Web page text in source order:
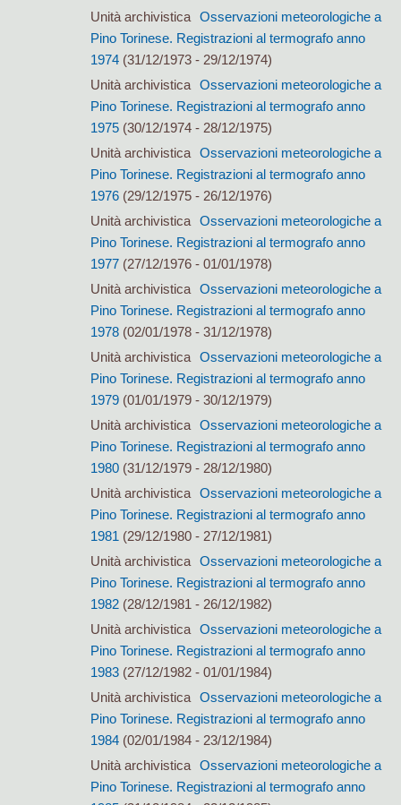
Unità archivistica Osservazioni meteorologiche a
Pino Torinese. Registrazioni al termografo anno
1974(31/12/1973 - 29/12/1974)
Unità archivistica Osservazioni meteorologiche a
Pino Torinese. Registrazioni al termografo anno
1975(30/12/1974 - 28/12/1975)
Unità archivistica Osservazioni meteorologiche a
Pino Torinese. Registrazioni al termografo anno
1976(29/12/1975 - 26/12/1976)
Unità archivistica Osservazioni meteorologiche a
Pino Torinese. Registrazioni al termografo anno
1977(27/12/1976 - 01/01/1978)
Unità archivistica Osservazioni meteorologiche a
Pino Torinese. Registrazioni al termografo anno
1978(02/01/1978 - 31/12/1978)
Unità archivistica Osservazioni meteorologiche a
Pino Torinese. Registrazioni al termografo anno
1979(01/01/1979 - 30/12/1979)
Unità archivistica Osservazioni meteorologiche a
Pino Torinese. Registrazioni al termografo anno
1980(31/12/1979 - 28/12/1980)
Unità archivistica Osservazioni meteorologiche a
Pino Torinese. Registrazioni al termografo anno
1981 (29/12/1980 - 27/12/1981)
Unità archivistica Osservazioni meteorologiche a
Pino Torinese. Registrazioni al termografo anno
1982(28/12/1981 - 26/12/1982)
Unità archivistica Osservazioni meteorologiche a
Pino Torinese. Registrazioni al termografo anno
1983(27/12/1982 - 01/01/1984)
Unità archivistica Osservazioni meteorologiche a
Pino Torinese. Registrazioni al termografo anno
1984(02/01/1984 - 23/12/1984)
Unità archivistica Osservazioni meteorologiche a
Pino Torinese. Registrazioni al termografo anno